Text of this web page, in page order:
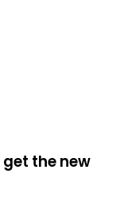
the new